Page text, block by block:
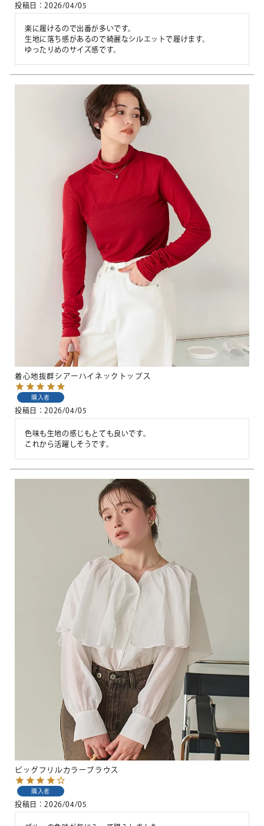
投稿日 2026/04/05
楽に履けるので出番が多いです。
生地に落ち感があるので綺麗なシルエットで履けます。
ゆったりめのサイズ感です。
着心地抜群シアーハイネックトップス
購入者
投稿日 2026/04/05
色味も生地の感じもとても良いです。
これから活躍しそうです。
ビッグフリルカラーブラウス
購入者
投稿日 2026/04/05